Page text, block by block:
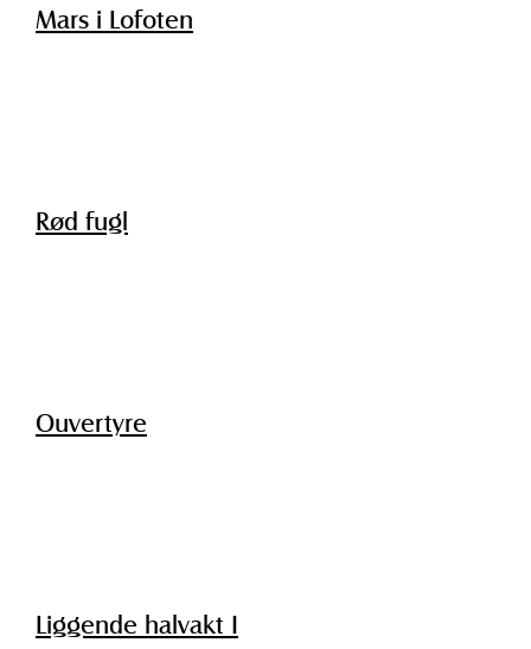
Mars i Lofoten
Rød fugl
Ouvertyre
Liggende halvakt I